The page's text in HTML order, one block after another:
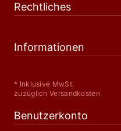
Rechtliches
Informationen
* Inklusive MwSt.
zuzüglich Versandkosten
Benutzerkonto